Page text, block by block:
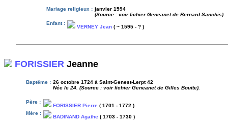
Mariage religieux : janvier 1594
(Source : voir fichier Geneanet de Bernard Sanchis).
Enfant :
VERNEY Jean ( ~ 1595 - ? )
FORISSIER Jeanne
Baptême : 26 octobre 1724 à Saint-Genest-Lerpt 42
Née le 24. (Source : voir fichier Geneanet de Gilles Boutte).
Père :
FORISSIER Pierre ( 1701 - 1772 )
Mère :
BADINAND Agathe ( 1703 - 1730 )